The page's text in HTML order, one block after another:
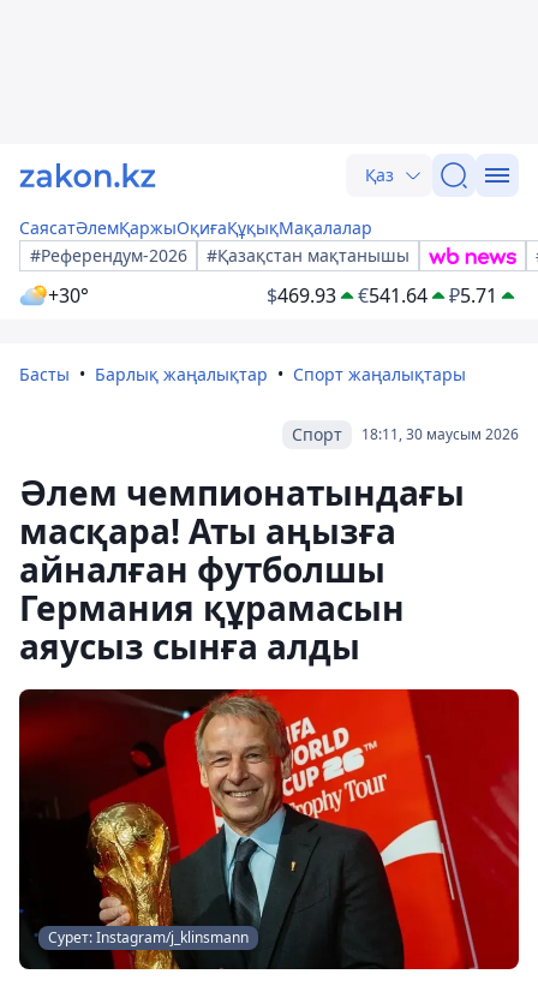
Қаз
СаясатӘлемҚаржыОқиғаҚұқықМақалалар
#Референдум-2026
#Қазақстан мақтанышы
+30° $469.93 €541.64 ₽5.71
Басты Барлық жаңалықтар Спорт жаңалықтары
18:11, 30 маусым 2026
Спорт
Әлем чемпионатындағы
масқара! Аты аңызға
айналған футболшы
Германия құрамасын
аяусыз сынға алды
Сурет: Instagram/j_klinsmann